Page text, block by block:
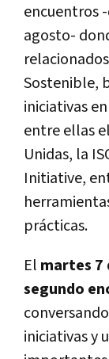
encuentros
agosto-
Sostenible,
iniciativas
entre ellas
Unidas, la
Initiative,
prácticas.
El martes 7
segundo
iniciativas y